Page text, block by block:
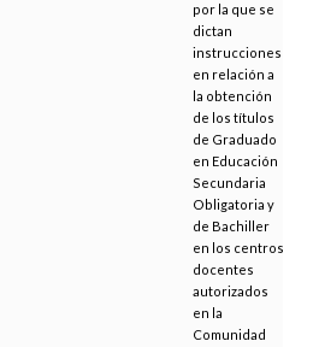
por la que se
dictan
instrucciones
en relación a
la obtención
de los títulos
de Graduado
en Educación
Secundaria
Obligatoria y
de Bachiller
en los centros
docentes
autorizados
en la
Comunidad